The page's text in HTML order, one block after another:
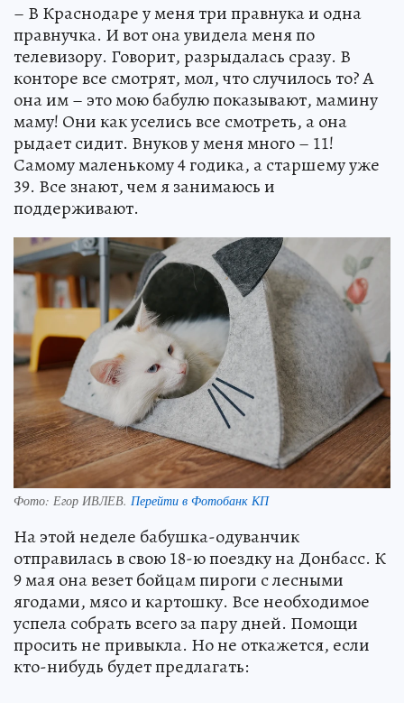
– В Краснодаре у меня три правнука и одна
правнучка. И вот она увидела меня по
телевизору. Говорит, разрыдалась сразу. В
конторе все смотрят, мол, что случилось то? А
она им – это мою бабулю показывают, мамину
маму! Они как уселись все смотреть, а она
рыдает сидит. Внуков у меня много – 11!
Самому маленькому 4 годика, а старшему уже
39. Все знают, чем я занимаюсь и
поддерживают.
Фото: Егор ИВЛЕВ. Перейти в Фотобанк КП
На этой неделе бабушка-одуванчик
отправилась в свою 18-ю поездку на Донбасс. К
9 мая она везет бойцам пироги с лесными
ягодами, мясо и картошку. Все необходимое
успела собрать всего за пару дней. Помощи
просить не привыкла. Но не откажется, если
кто-нибудь будет предлагать: